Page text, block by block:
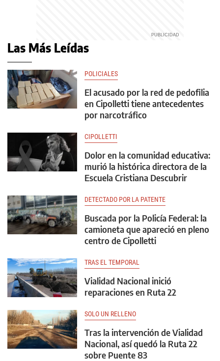
Las Más Leídas
POLICIALES
El acusado por la red de pedofilia
en Cipolletti tiene antecedentes
por narcotráfico
CIPOLLETTI
Dolor en la comunidad educativa:
murió la histórica directora de la
Escuela Cristiana Descubrir
DETECTADO POR LA PATENTE
Buscada por la Policía Federal: la
camioneta que apareció en pleno
centro de Cipolletti
TRAS EL TEMPORAL
Vialidad Nacional inició
reparaciones en Ruta 22
SOLO UN RELLENO
Tras la intervención de Vialidad
Nacional, así quedó la Ruta 22
sobre Puente 83